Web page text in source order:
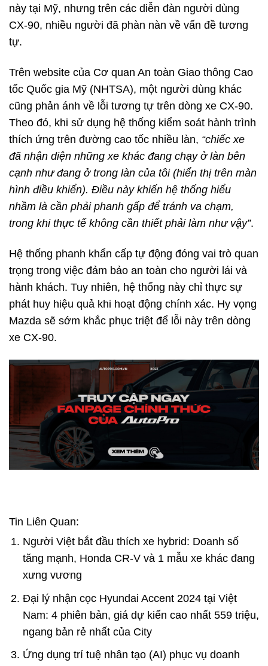
này tại Mỹ, nhưng trên các diễn đàn người dùng
CX-90, nhiều người đã phàn nàn về vấn đề tương
tự.
Trên website của Cơ quan An toàn Giao thông Cao
tốc Quốc gia Mỹ (NHTSA), một người dùng khác
cũng phản ánh về lỗi tương tự trên dòng xe CX-90.
Theo đó, khi sử dụng hệ thống kiểm soát hành trình
thích ứng trên đường cao tốc nhiều làn, “chiếc xe
đã nhận diện những xe khác đang chạy ở làn bên
cạnh như đang ở trong làn của tôi (hiển thị trên màn
hình điều khiển). Điều này khiến hệ thống hiểu
nhầm là cần phải phanh gấp để tránh va chạm,
trong khi thực tế không cần thiết phải làm như vậy”.
Hệ thống phanh khẩn cấp tự động đóng vai trò quan
trọng trong việc đảm bảo an toàn cho người lái và
hành khách. Tuy nhiên, hệ thống này chỉ thực sự
phát huy hiệu quả khi hoạt động chính xác. Hy vọng
Mazda sẽ sớm khắc phục triệt để lỗi này trên dòng
xe CX-90.
Tin Liên Quan:
Người Việt bắt đầu thích xe hybrid: Doanh số
tăng mạnh, Honda CR-V và 1 mẫu xe khác đang
xưng vương
Đại lý nhận cọc Hyundai Accent 2024 tại Việt
Nam: 4 phiên bản, giá dự kiến cao nhất 559 triệu,
ngang bản rẻ nhất của City
Ứng dụng trí tuệ nhân tạo (AI) phục vụ doanh